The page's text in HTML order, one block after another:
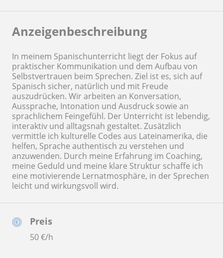
Preis
50€/h
Anzeigenbeschreibung
In meinem Spanischunterricht liegt der Fokus auf
praktischer Kommunikation und dem Aufbau von
Selbstvertrauen beim Sprechen. Ziel ist es, sich auf
Spanisch sicher, natürlich und mit Freude
auszudrücken. Wir arbeiten an Konversation,
Aussprache, Intonation und Ausdruck sowie an
sprachlichem Feingefühl. Der Unterricht ist lebendig,
interaktiv und alltagsnah gestaltet. Zusätzlich
vermittle ich kulturelle Codes aus Lateinamerika, die
helfen, Sprache authentisch zu verstehen und
anzuwenden. Durch meine Erfahrung im Coaching,
meine Geduld und meine klare Struktur schaffe ich
eine motivierende Lernatmosphäre, in der Sprechen
leicht und wirkungsvoll wird.